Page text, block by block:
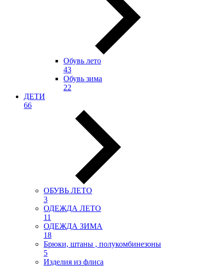
Обувь лето
43
Обувь зима
22
ДЕТИ
66
ОБУВЬ ЛЕТО
3
ОДЕЖДА ЛЕТО
11
ОДЕЖДА ЗИМА
18
Брюки, штаны , полукомбинезоны
5
Изделия из флиса